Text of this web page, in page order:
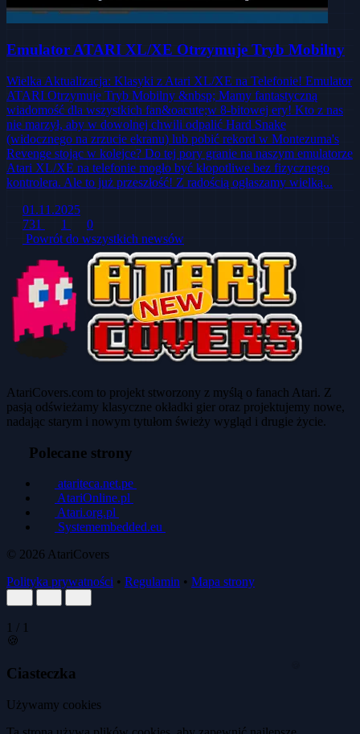
Emulator ATARI XL/XE Otrzymuje Tryb Mobilny
Wielka Aktualizacja: Klasyki z Atari XL/XE na Telefonie! Emulator
ATARI Otrzymuje Tryb Mobilny &nbsp; Mamy fantastyczną
wiadomość dla wszystkich fan&oacute;w 8-bitowej ery! Kto z nas
nie marzył, aby w dowolnej chwili odpalić Hard Snake
(widocznego na zrzucie ekranu) lub pobić rekord w Montezuma's
Revenge stojąc w kolejce? Do tej pory granie na naszym emulatorze
Atari XL/XE na telefonie mogło być kłopotliwe bez fizycznego
kontrolera. Ale to już przeszłość! Z radością ogłaszamy wielką...
01.11.2025
731
1
0
Powrót do wszystkich newsów
AtariCovers.com to projekt stworzony z myślą o fanach Atari. Z
pasją odświeżamy klasyczne okładki gier oraz projektujemy nowe,
nadając starym i nowym tytułom świeży wygląd i drugie życie.
Polecane strony
atariteca.net.pe
AtariOnline.pl
Atari.org.pl
Systemembedded.eu
© 2026 AtariCovers
Polityka prywatności • Regulamin • Mapa strony
1 / 1
🍪
Ciasteczka
Używamy cookies